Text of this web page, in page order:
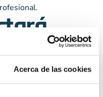
Acerca de las cookies
a los